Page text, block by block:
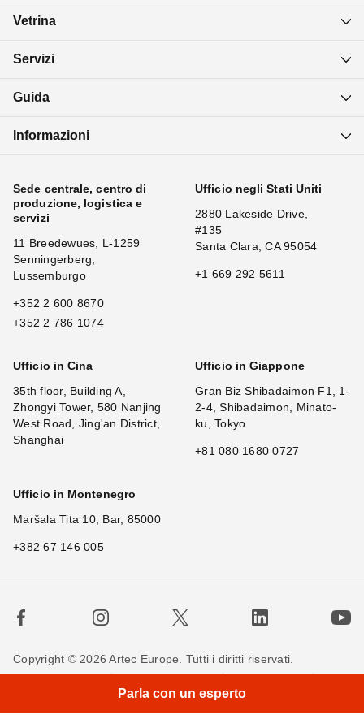
Vetrina
Servizi
Guida
Informazioni
Sede centrale, centro di
produzione, logistica e
servizi
11 Breedewues, L-1259
Senningerberg,
Lussemburgo
+352 2 600 8670
+352 2 786 1074
Ufficio negli Stati Uniti
2880 Lakeside Drive,
#135
Santa Clara, CA 95054
+1 669 292 5611
Ufficio in Cina
35th floor, Building A,
Zhongyi Tower, 580 Nanjing
West Road, Jing'an District,
Shanghai
Ufficio in Giappone
Gran Biz Shibadaimon F1, 1-
2-4, Shibadaimon, Minato-
ku, Tokyo
+81 080 1680 0727
Ufficio in Montenegro
Maršala Tita 10, Bar, 85000
+382 67 146 005
Copyright © 2026 Artec Europe. Tutti i diritti riservati.
Contattaci
Parla con un esperto